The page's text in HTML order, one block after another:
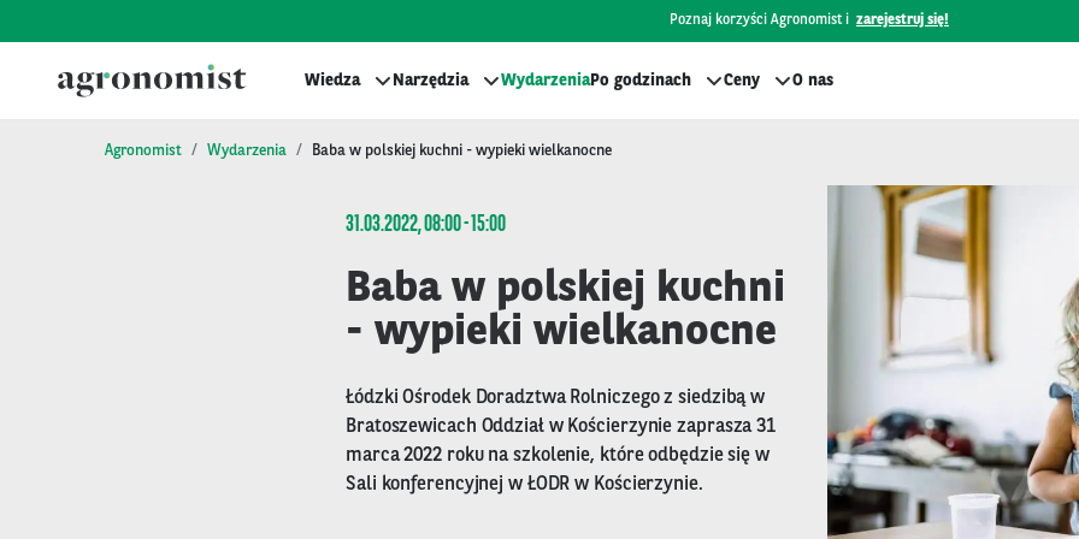
Poznaj korzyści Agronomist i zarejestruj się!
Wiedza Narzędzia WydarzeniaPo godzinach Ceny O nas
Agronomist Wydarzenia Baba w polskiej kuchni - wypieki wielkanocne
31.03.2022, 08:00 - 15:00
Baba w polskiej kuchni
- wypieki wielkanocne
Łódzki Ośrodek Doradztwa Rolniczego z siedzibą w
Bratoszewicach Oddział w Kościerzynie zaprasza 31
marca 2022 roku na szkolenie, które odbędzie się w
Sali konferencyjnej w ŁODR w Kościerzynie.